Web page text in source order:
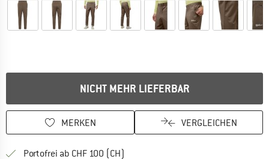
NICHT MEHR LIEFERBAR
MERKEN VERGLEICHEN
Portofrei ab CHF 100 (CH)